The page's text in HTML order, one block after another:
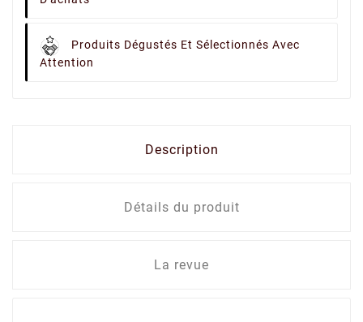
Produits Dégustés Et Sélectionnés Avec
Attention
Description
Détails du produit
La revue